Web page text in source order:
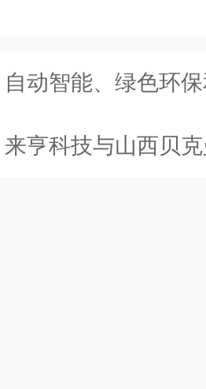
自动智能、绿色环保和规范 来
来亨科技与山西贝克曼